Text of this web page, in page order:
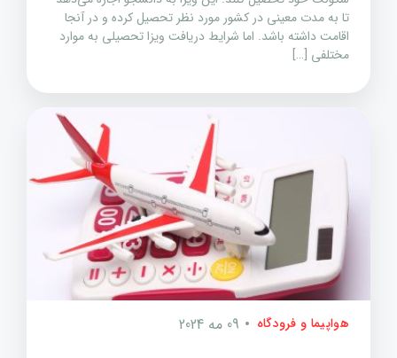
تا به مدت معینی در کشور مورد نظر تحصیل کرده و در آنجا
اقامت داشته باشد. اما شرایط دریافت ویزا تحصیلی به موارد
مختلفی […]
هواپیما و فرودگاه 09 مه 2024